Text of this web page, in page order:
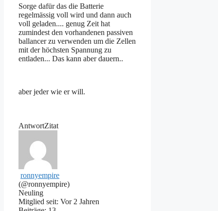
Sorge dafür das die Batterie
regelmässig voll wird und dann auch
voll geladen.... genug Zeit hat
zumindest den vorhandenen passiven
ballancer zu verwenden um die Zellen
mit der höchsten Spannung zu
entladen... Das kann aber dauern..
aber jeder wie er will.
AntwortZitat
ronnyempire
(@ronnyempire)
Neuling
Mitglied seit: Vor 2 Jahren